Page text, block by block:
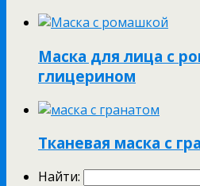
Маска для лица с
глицерином
Тканевая маска с
Найти: